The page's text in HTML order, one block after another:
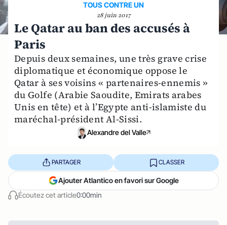
TOUS CONTRE UN
28 juin 2017
Le Qatar au ban des accusés à
Paris
Depuis deux semaines, une très grave crise
diplomatique et économique oppose le
Qatar à ses voisins « partenaires-ennemis »
du Golfe (Arabie Saoudite, Emirats arabes
Unis en tête) et à l’Egypte anti-islamiste du
maréchal-président Al-Sissi.
Alexandre del Valle
Écoutez cet article0:00min
PARTAGER CLASSER
Ajouter Atlantico en favori sur Google